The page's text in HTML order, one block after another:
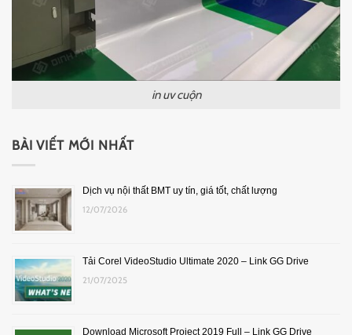
in uv cuộn
BÀI VIẾT MỚI NHẤT
Dịch vụ nội thất BMT uy tín, giá tốt, chất lượng
12/07/2026
Tải Corel VideoStudio Ultimate 2020 – Link GG Drive
21/07/2025
Download Microsoft Project 2019 Full – Link GG Drive